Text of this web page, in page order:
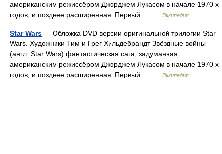
американским режиссёром Джорджем Лукасом в начале 1970 х
годов, и позднее расширенная. Первый… …
Википедия
Star Wars — Обложка DVD версии оригинальной трилогии Star
Wars. Художники Тим и Грег Хильдебрандт Звёздные войны
(англ. Star Wars) фантастическая сага, задуманная
американским режиссёром Джорджем Лукасом в начале 1970 х
годов, и позднее расширенная. Первый… …
Википедия